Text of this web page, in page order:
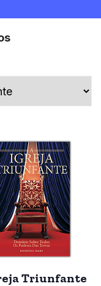
Triunfante